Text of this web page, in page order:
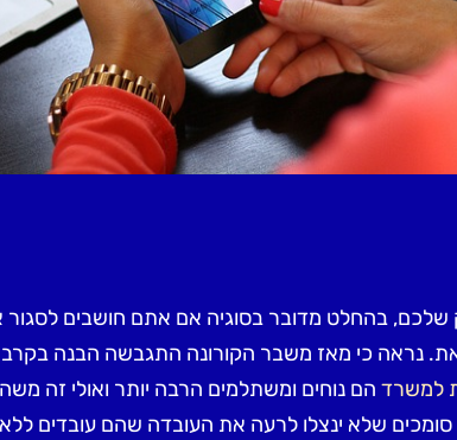
שלכם, בהחלט מדובר בסוגיה אם אתם חושבים
נראה כי מאז משבר הקורונה התגבשה הבנה בקרב
למשרד הם נוחים ומשתלמים הרבה יותר ואולי זה
שלא ינצלו לרעה את העובדה שהם עובדים